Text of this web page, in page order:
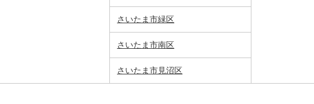
さいたま市緑区
さいたま市南区
さいたま市見沼区